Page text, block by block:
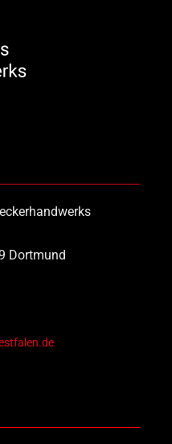
Dortmund